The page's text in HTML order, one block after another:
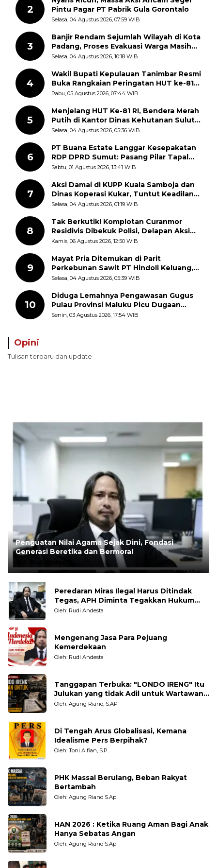
2
Pintu Pagar PT Pabrik Gula Gorontalo
Selasa, 04 Agustus 2026, 07:59 WIB
3
Banjir Rendam Sejumlah Wilayah di Kota
Padang, Proses Evakuasi Warga Masih
Berlangsung
Selasa, 04 Agustus 2026, 10:18 WIB
4
Wakil Bupati Kepulauan Tanimbar Resmi
Buka Rangkaian Peringatan HUT ke-81
Kemerdekaan RI, ASN Diajak Perkuat
Rabu, 05 Agustus 2026, 07:44 WIB
5
Menjelang HUT Ke-81 RI, Bendera Merah
Putih di Kantor Dinas Kehutanan Sulut
Disorot Warga
Selasa, 04 Agustus 2026, 05:36 WIB
6
PT Buana Estate Langgar Kesepakatan
RDP DPRD Sumut: Pasang Pilar Tapal
Batas Sepihak Tanpa Libatkan
Sabtu, 01 Agustus 2026, 13:41 WIB
7
Aksi Damai di KUPP Kuala Samboja dan
Dinas Koperasi Kukar, Tuntut Keadilan
dan Kesempatan Kerja yang Adil
Selasa, 04 Agustus 2026, 01:19 WIB
8
Tak Berkutik! Komplotan Curanmor
Residivis Dibekuk Polisi, Delapan Aksi
Curanmor Di Candipuro Terungkap
Kamis, 06 Agustus 2026, 12:50 WIB
9
Mayat Pria Ditemukan di Parit
Perkebunan Sawit PT Hindoli Keluang,
Polisi Selidiki Penyebab Kematian
Selasa, 04 Agustus 2026, 05:39 WIB
10
Diduga Lemahnya Pengawasan Gugus
Pulau Provinsi Maluku Picu Dugaan
Pungli terhadap Nelayan Bale-Bale di
Senin, 03 Agustus 2026, 17:54 WIB
Opini
Tulisan terbaru dan update
Penguatan Nilai Agama Sejak Dini, Fondasi
Generasi Beretika dan Bermoral
Rudi Andesta
Peredaran Miras Ilegal Harus Ditindak
Tegas, APH Diminta Tegakkan Hukum
Tanpa Pandang Bulu
Oleh: Rudi Andesta
Mengenang Jasa Para Pejuang
Kemerdekaan
Oleh: Rudi Andesta
Tanggapan Terbuka: "LONDO IRENG" Itu
Julukan yang tidak Adil untuk Wartawan,
Pengamat dan LSM
Oleh: Agung Riano, S.AP
Di Tengah Arus Globalisasi, Kemana
Idealisme Pers Berpihak?
Oleh: Toni Alfian, S.P.
PHK Massal Berulang, Beban Rakyat
Bertambah
Oleh: Agung Riano S.Ap
HAN 2026 : Ketika Ruang Aman Bagi Anak
Hanya Sebatas Angan
Oleh: Agung Riano S.Ap